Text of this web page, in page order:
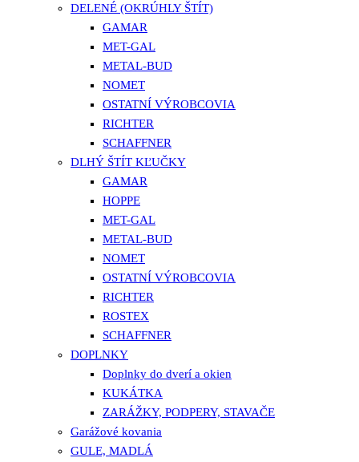
DELENÉ (OKRÚHLY ŠTÍT)
GAMAR
MET-GAL
METAL-BUD
NOMET
OSTATNÍ VÝROBCOVIA
RICHTER
SCHAFFNER
DLHÝ ŠTÍT KĽUČKY
GAMAR
HOPPE
MET-GAL
METAL-BUD
NOMET
OSTATNÍ VÝROBCOVIA
RICHTER
ROSTEX
SCHAFFNER
DOPLNKY
Doplnky do dverí a okien
KUKÁTKA
ZARÁŽKY, PODPERY, STAVAČE
Garážové kovania
GULE, MADLÁ